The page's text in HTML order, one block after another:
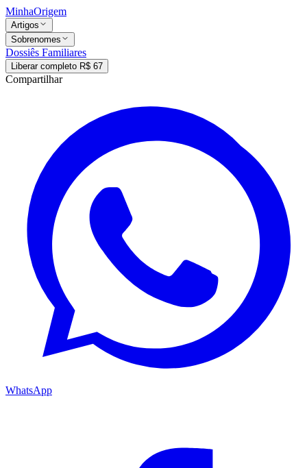
MinhaOrigem
Artigos
Sobrenomes
Dossiês Familiares
Liberar completo R$ 67
Compartilhar
WhatsApp